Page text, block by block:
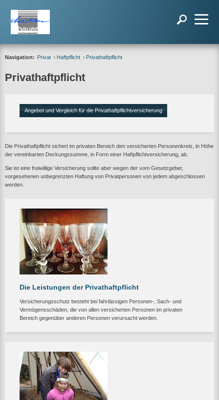
Navigation: Privat Haftpflicht Privathaftpflicht
Privathaftpflicht
Angebot und Vergleich für die Privathaftpflichtversicherung
Die Privathaftpflicht sichert im privaten Bereich den versicherten Personenkreis, in Höhe
der vereinbarten Deckungssumme, in Form einer Haftpflichtversicherung, ab.
Sie ist eine freiwillige Versicherung sollte aber wegen der vom Gesetzgeber,
vorgesehenen unbegrenzten Haftung von Privatpersonen von jedem abgeschlossen
werden.
Die Leistungen der Privathaftpflicht
Versicherungsschutz besteht bei fahrlässigen Personen-, Sach- und
Vermögensschäden, die von allen versicherten Personen im privaten
Bereich gegenüber anderen Personen verursacht werden.